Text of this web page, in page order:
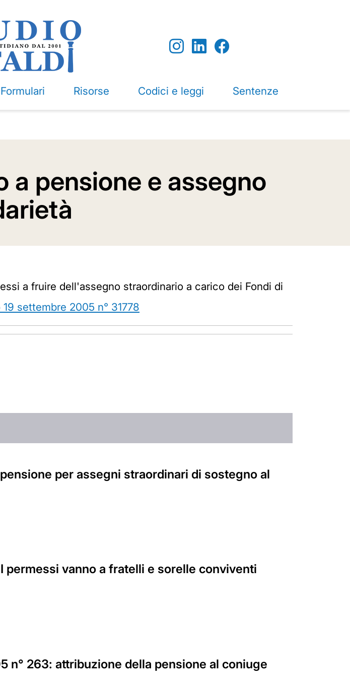
Formulari Risorse Codici e leggi Sentenze
pensione e assegno
a fruire dell'assegno straordinario a carico dei Fondi di
settembre 2005 n° 31778
per assegni straordinari di sostegno al
permessi vanno a fratelli e sorelle conviventi
n° 263: attribuzione della pensione al coniuge